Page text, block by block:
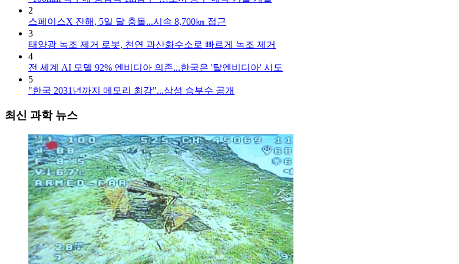
2
스페이스X 잔해, 5일 달 충돌...시속 8,700㎞ 접근
3
태양광 녹조 제거 로봇, 천연 과산화수소로 빠르게 녹조 제거
4
전 세계 AI 모델 92% 엔비디아 의존...한국은 '탈엔비디아' 시도
5
"한국 2031년까지 메모리 최강"...삼성 승부수 공개
최신 과학 뉴스